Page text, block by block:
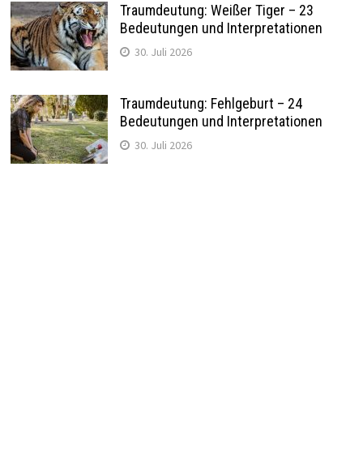
Traumdeutung: Weißer Tiger – 23
Bedeutungen und Interpretationen
30. Juli 2026
Traumdeutung: Fehlgeburt – 24
Bedeutungen und Interpretationen
30. Juli 2026